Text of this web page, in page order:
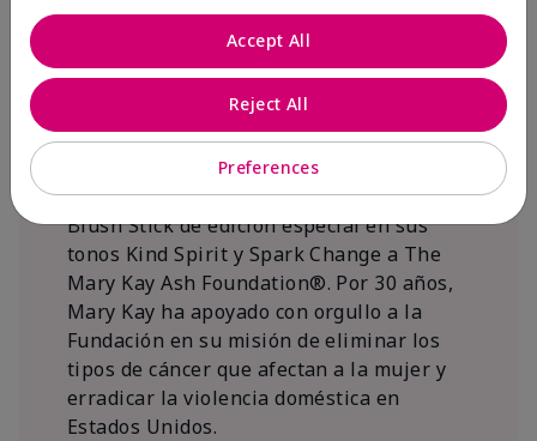
Juntas hacemos la diferencia.
Únete al programa global El rosa cambia
vidas® de Mary Kay y ayuda a cambiar la
vida de mujeres y sus familias en todo el
mundo. En Estados Unidos, del 26 de abril
al 15 de noviembre de 2026, Mary Kay Inc.
donará $1 de cada venta del Mary Kay®
Blush Stick de edición especial en sus
tonos Kind Spirit y Spark Change a The
Mary Kay Ash Foundation®. Por 30 años,
Mary Kay ha apoyado con orgullo a la
Fundación en su misión de eliminar los
tipos de cáncer que afectan a la mujer y
erradicar la violencia doméstica en
Estados Unidos.
Preferences
Reject All
Accept All